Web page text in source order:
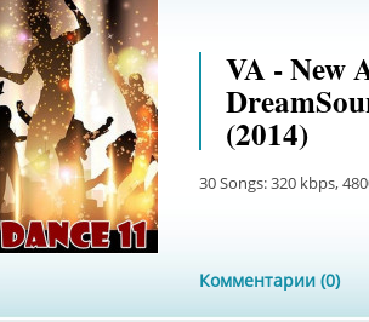
VA - New
(2014)
30 Songs: 320 kbps,
Комментарии (0)